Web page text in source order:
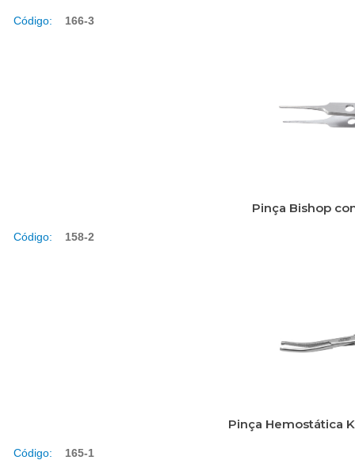
Código: 166-3
Pinça Bishop
Código: 158-2
Pinça Hemostática
Código: 165-1